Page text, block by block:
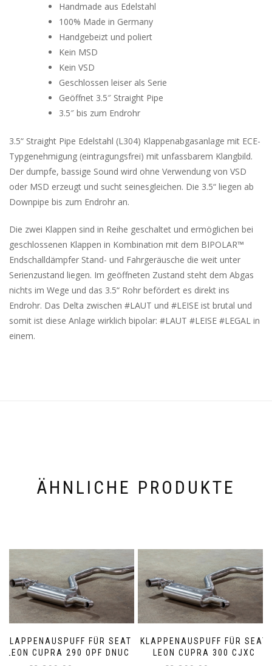
Handmade aus Edelstahl
100% Made in Germany
Handgebeizt und poliert
Kein MSD
Kein VSD
Geschlossen leiser als Serie
Geöffnet 3.5″ Straight Pipe
3.5″ bis zum Endrohr
3.5“ Straight Pipe Edelstahl (L304) Klappenabgasanlage mit ECE-
Typgenehmigung (eintragungsfrei) mit unfassbarem Klangbild.
Der dumpfe, bassige Sound wird ohne Verwendung von VSD
oder MSD erzeugt und sucht seinesgleichen. Die 3.5“ liegen ab
Downpipe bis zum Endrohr an.
Die zwei Klappen sind in Reihe geschaltet und ermöglichen bei
geschlossenen Klappen in Kombination mit dem BIPOLAR™
Endschalldämpfer Stand- und Fahrgeräusche die weit unter
Serienzustand liegen. Im geöffneten Zustand steht dem Abgas
nichts im Wege und das 3.5“ Rohr befördert es direkt ins
Endrohr. Das Delta zwischen #LAUT und #LEISE ist brutal und
somit ist diese Anlage wirklich bipolar: #LAUT #LEISE #LEGAL in
einem.
ÄHNLICHE PRODUKTE
KLAPPENAUSPUFF FÜR SEAT
LEON CUPRA 290 OPF DNUC
KLAPPENAUSPUFF FÜR SEAT
LEON CUPRA 300 CJXC